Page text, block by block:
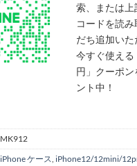
索、または上
コードを読
だち追加いた
今すぐ使える
円」クーポ
ント中！
MK912
iPhone ケース
iPhone12/12mini/